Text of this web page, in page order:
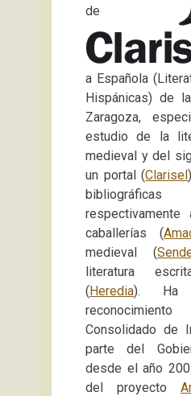
de
a Española
Hispánicas) de
Zaragoza,
estudio de la
medieval y del
un portal (Clarisel
caballerías (
medieval (
literatura
(Heredia). Ha
Consolidado de
parte del
desde el año
del proyecto